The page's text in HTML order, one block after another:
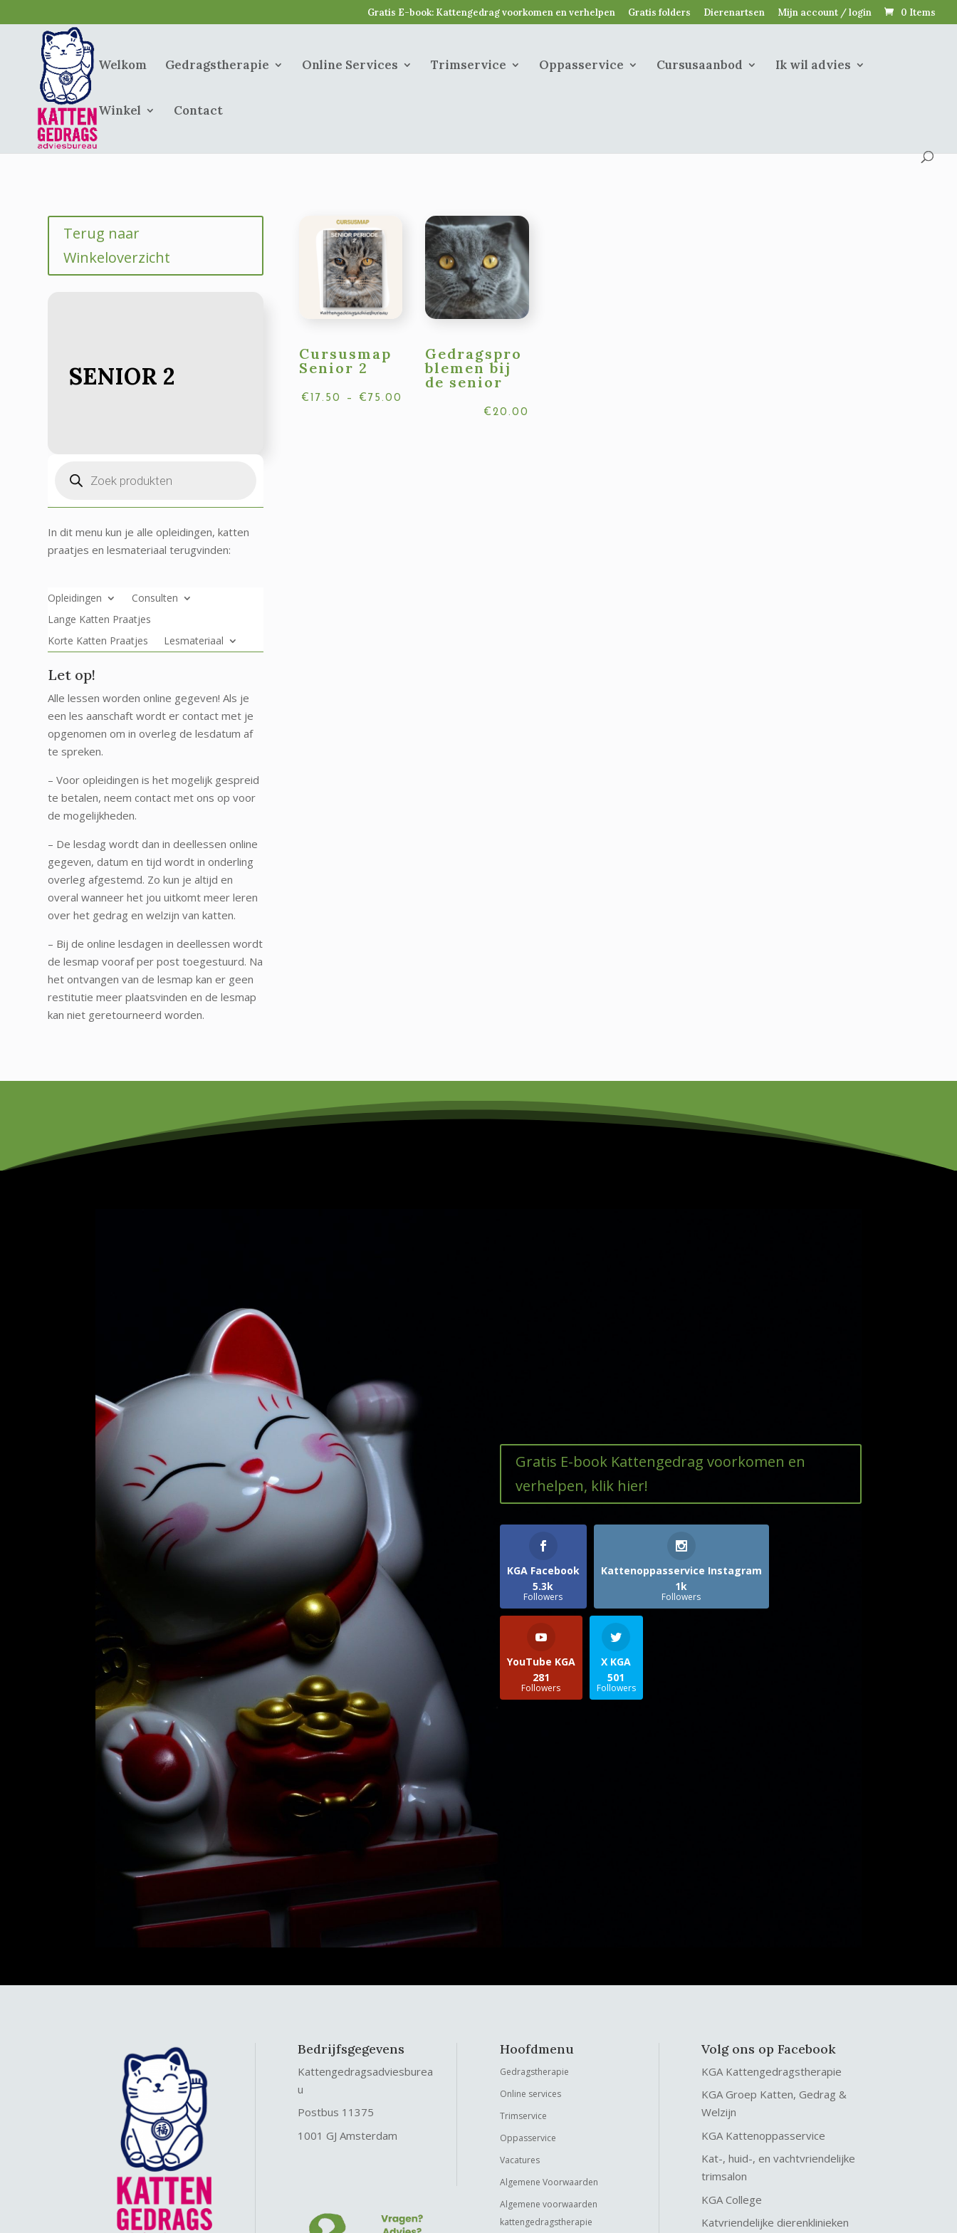
Gratis E-book: Kattengedrag voorkomen en verhelpen Gratis folders Dierenartsen Mijn account / login 0 Items
Welkom Gedragstherapie Online Services Trimservice Oppasservice Cursusaanbod Ik wil advies
Winkel Contact
Terug naar
Winkeloverzicht
SENIOR 2
zoeken
In dit menu kun je alle opleidingen, katten
praatjes en lesmateriaal terugvinden:
Opleidingen
Consulten
Lange Katten Praatjes
Korte Katten Praatjes
Lesmateriaal
Let op!
Alle lessen worden online gegeven! Als je
een les aanschaft wordt er contact met je
opgenomen om in overleg de lesdatum af
te spreken.
– Voor opleidingen is het mogelijk gespreid
te betalen, neem contact met ons op voor
de mogelijkheden.
– De lesdag wordt dan in deellessen online
gegeven, datum en tijd wordt in onderling
overleg afgestemd. Zo kun je altijd en
overal wanneer het jou uitkomt meer leren
over het gedrag en welzijn van katten.
– Bij de online lesdagen in deellessen wordt
de lesmap vooraf per post toegestuurd. Na
het ontvangen van de lesmap kan er geen
restitutie meer plaatsvinden en de lesmap
kan niet geretourneerd worden.
Cursusmap
Senior 2
€ 17.50 – € 75.00
Gedragspro
blemen bij
de senior
€ 20.00
Gratis E-book Kattengedrag voorkomen en
verhelpen, klik hier!
KGA Facebook
5.3k
Followers
Kattenoppasservice Instagram
1k
Followers
YouTube KGA
281
Followers
X KGA
501
Followers
Bedrijfsgegevens
Kattengedragsadviesburea
u
Postbus 11375
1001 GJ Amsterdam
Hoofdmenu
Gedragstherapie
Online services
Trimservice
Oppasservice
Vacatures
Algemene Voorwaarden
Algemene voorwaarden
kattengedragstherapie
Volg ons op Facebook
KGA Kattengedragstherapie
KGA Groep Katten, Gedrag &
Welzijn
KGA Kattenoppasservice
Kat-, huid-, en vachtvriendelijke
trimsalon
KGA College
Katvriendelijke dierenklinieken